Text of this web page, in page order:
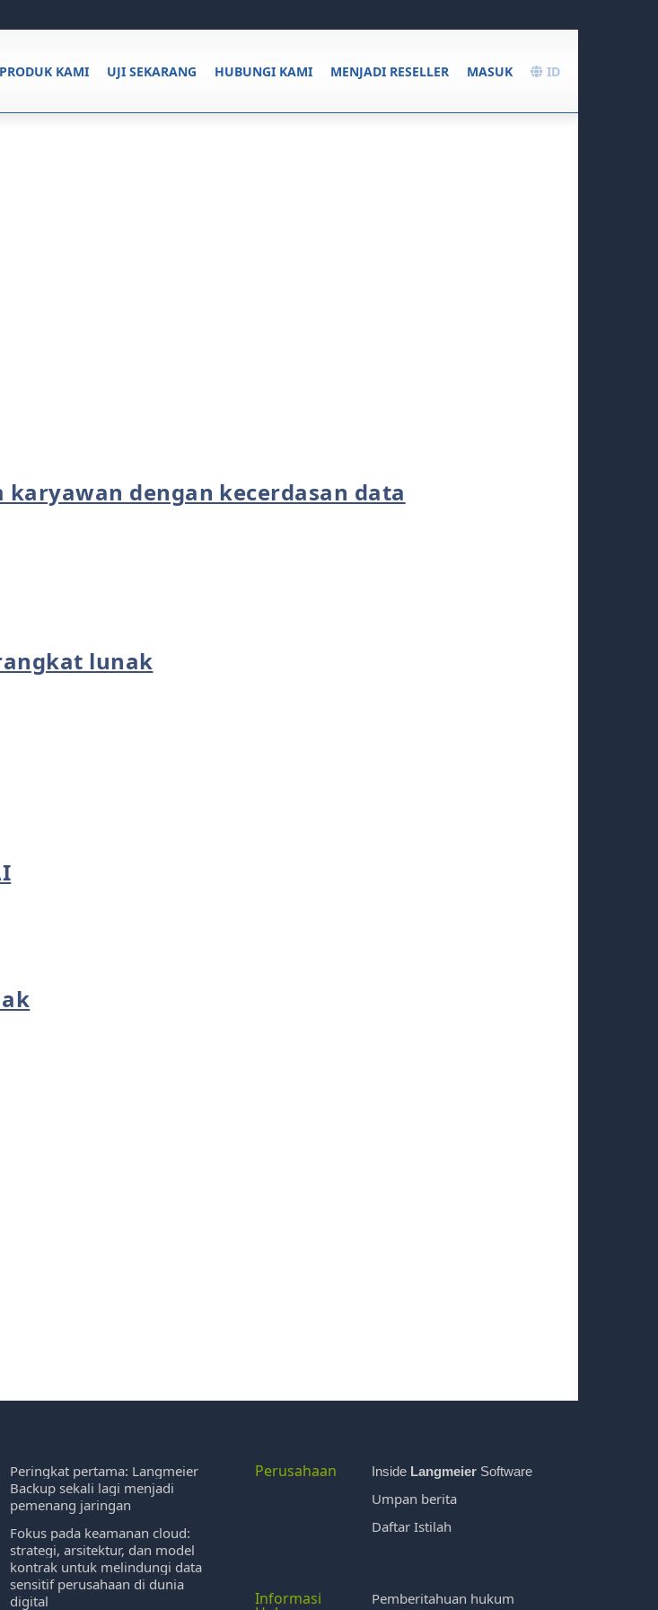
ID
MASUK
MENJADI RESELLER
HUBUNGI KAMI
UJI SEKARANG
PRODUK KAMI
dengan kecerdasan data
lunak
Peringkat pertama: Langmeier
Backup sekali lagi menjadi
pemenang jaringan
Fokus pada keamanan cloud:
strategi, arsitektur, dan model
kontrak untuk melindungi data
sensitif perusahaan di dunia
digital
Perusahaan Inside LangmeierSoftware
Umpan berita
Daftar Istilah
Informasi Pemberitahuan hukum